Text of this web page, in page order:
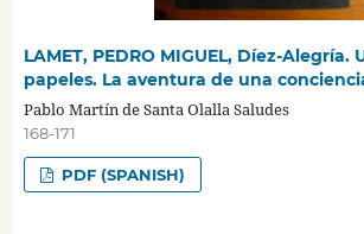
LAMET, PEDRO MIGUEL, Díez-Alegría.
papeles. La aventura de una
Pablo Martín de Santa Olalla Saludes
168-171
PDF (SPANISH)